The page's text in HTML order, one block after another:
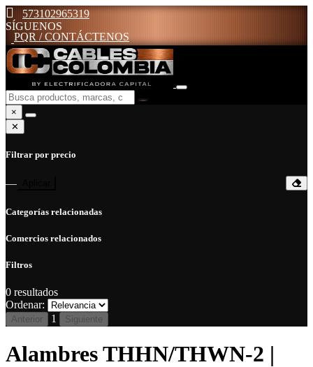
573102965319
SÍGUENOS
PQR / CONTÁCTENOS
×
✕
Filtrar por precio
—
Categorías relacionadas
Comercios relacionados
Filtros
0 resultados
Ordenar:
Anterior 1 Siguiente
Alambres THHN/THWN-2 |